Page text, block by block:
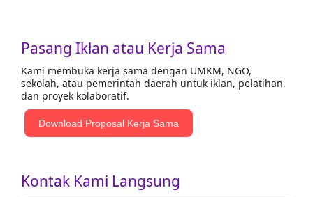
Pasang Iklan atau Kerja Sama
Kami membuka kerja sama dengan UMKM, NGO,
sekolah, atau pemerintah daerah untuk iklan, pelatihan,
dan proyek kolaboratif.
Download Proposal Kerja Sama
Kontak Kami Langsung